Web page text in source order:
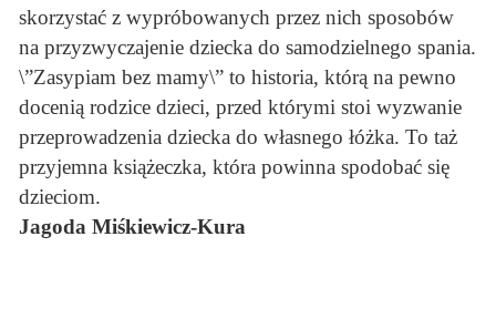
skorzystać z wypróbowanych przez nich sposobów
na przyzwyczajenie dziecka do samodzielnego spania.
\”Zasypiam bez mamy\” to historia, którą na pewno
docenią rodzice dzieci, przed którymi stoi wyzwanie
przeprowadzenia dziecka do własnego łóżka. To taż
przyjemna książeczka, która powinna spodobać się
dzieciom.
Jagoda Miśkiewicz-Kura